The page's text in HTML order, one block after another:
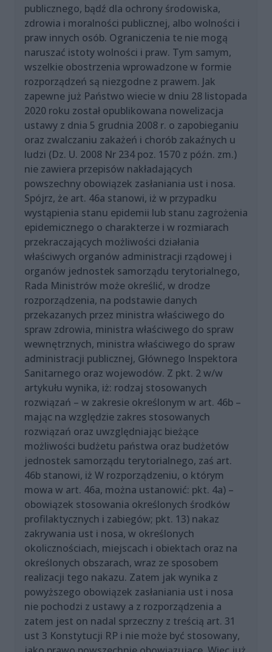
publicznego, bądź dla ochrony środowiska,
zdrowia i moralności publicznej, albo wolności i
praw innych osób. Ograniczenia te nie mogą
naruszać istoty wolności i praw. Tym samym,
wszelkie obostrzenia wprowadzone w formie
rozporządzeń są niezgodne z prawem. Jak
zapewne już Państwo wiecie w dniu 28 listopada
2020 roku został opublikowana nowelizacja
ustawy z dnia 5 grudnia 2008 r. o zapobieganiu
oraz zwalczaniu zakażeń i chorób zakaźnych u
ludzi (Dz. U. 2008 Nr 234 poz. 1570 z późn. zm.)
nie zawiera przepisów nakładających
powszechny obowiązek zasłaniania ust i nosa.
Spójrz, że art. 46a stanowi, iż w przypadku
wystąpienia stanu epidemii lub stanu zagrożenia
epidemicznego o charakterze i w rozmiarach
przekraczających możliwości działania
właściwych organów administracji rządowej i
organów jednostek samorządu terytorialnego,
Rada Ministrów może określić, w drodze
rozporządzenia, na podstawie danych
przekazanych przez ministra właściwego do
spraw zdrowia, ministra właściwego do spraw
wewnętrznych, ministra właściwego do spraw
administracji publicznej, Głównego Inspektora
Sanitarnego oraz wojewodów. Z pkt. 2 w/w
artykułu wynika, iż: rodzaj stosowanych
rozwiązań – w zakresie określonym w art. 46b –
mając na względzie zakres stosowanych
rozwiązań oraz uwzględniając bieżące
możliwości budżetu państwa oraz budżetów
jednostek samorządu terytorialnego, zaś art.
46b stanowi, iż W rozporządzeniu, o którym
mowa w art. 46a, można ustanowić: pkt. 4a) –
obowiązek stosowania określonych środków
profilaktycznych i zabiegów; pkt. 13) nakaz
zakrywania ust i nosa, w określonych
okolicznościach, miejscach i obiektach oraz na
określonych obszarach, wraz ze sposobem
realizacji tego nakazu. Zatem jak wynika z
powyższego obowiązek zasłaniania ust i nosa
nie pochodzi z ustawy a z rozporządzenia a
zatem jest on nadal sprzeczny z treścią art. 31
ust 3 Konstytucji RP i nie może być stosowany,